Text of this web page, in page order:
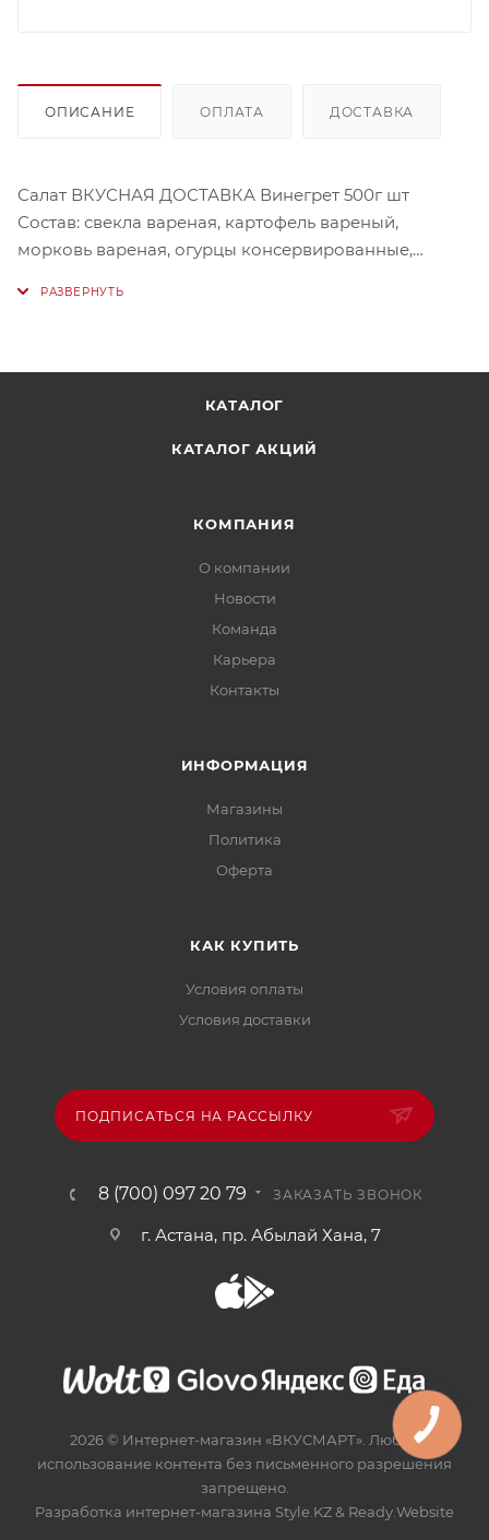
ОПИСАНИЕ ОПЛАТА ДОСТАВКА
Салат ВКУСНАЯ ДОСТАВКА Винегрет 500г шт
Состав: свекла вареная, картофель вареный,
морковь вареная, огурцы консервированные,
точностью до грамма. Вес данного товара может
варьироваться от 480г и до 500 г.
КАТАЛОГ
КАТАЛОГ АКЦИЙ
КОМПАНИЯ
О компании
Новости
Команда
Карьера
Контакты
ИНФОРМАЦИЯ
Магазины
Политика
Офертa
КАК КУПИТЬ
Условия оплаты
Условия доставки
ПОДПИСАТЬСЯ НА РАССЫЛКУ
8 (700) 097 20 79 ЗАКАЗАТЬ ЗВОНОК
г. Астана, пр. Абылай Хана, 7
2026 © Интернет-магазин «ВКУСМАРТ». Любое
использование контента без письменного разрешения
запрещено.
Разработка интернет-магазина Style.KZ& Ready.Website